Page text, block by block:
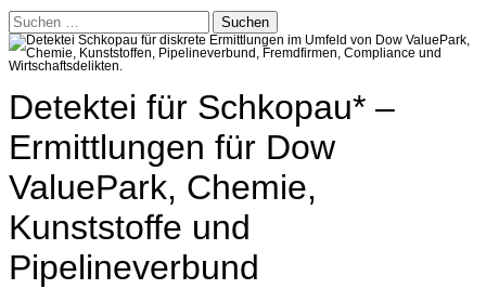
Suchen
nach:
Detektei für Schkopau* –
Ermittlungen für Dow
ValuePark, Chemie,
Kunststoffe und
Pipelineverbund